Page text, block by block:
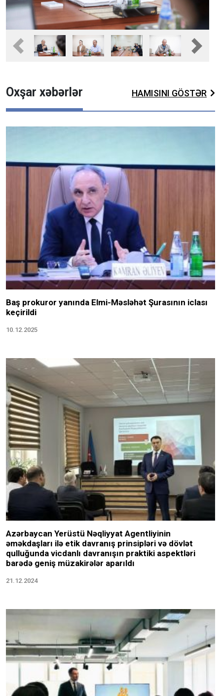
Fullscreen
Previous
Next
Oxşar xəbərlər HAMISINI GÖSTƏR
Baş prokuror yanında Elmi-Məsləhət Şurasının iclası
keçirildi
10.12.2025
Azərbaycan Yerüstü Nəqliyyat Agentliyinin
əməkdaşları ilə etik davranış prinsipləri və dövlət
qulluğunda vicdanlı davranışın praktiki aspektləri
barədə geniş müzakirələr aparıldı
21.12.2024